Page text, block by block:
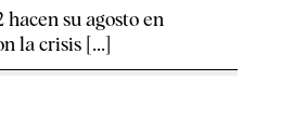
su agosto en
la crisis [...]